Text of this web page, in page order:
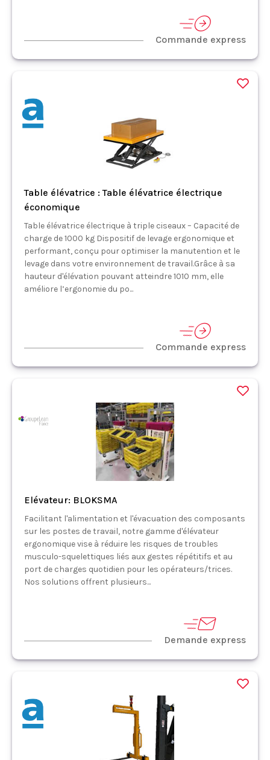
Commande express
Table élévatrice : Table élévatrice électrique
économique
Table élévatrice électrique à triple ciseaux – Capacité de
charge de 1000 kg Dispositif de levage ergonomique et
performant, conçu pour optimiser la manutention et le
levage dans votre environnement de travail.Grâce à sa
hauteur d'élévation pouvant atteindre 1010 mm, elle
améliore l’ergonomie du po...
Commande express
Elévateur: BLOKSMA
Facilitant l'alimentation et l'évacuation des composants
sur les postes de travail, notre gamme d'élévateur
ergonomique vise à réduire les risques de troubles
musculo-squelettiques liés aux gestes répétitifs et au
port de charges quotidien pour les opérateurs/trices.
Nos solutions offrent plusieurs...
Demande express